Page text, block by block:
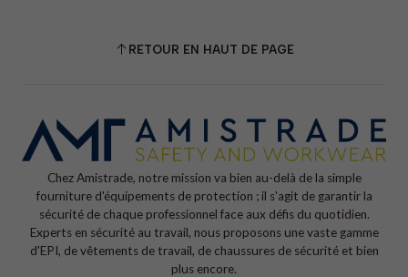
RETOUR EN HAUT DE PAGE
Chez Amistrade, notre mission va bien au-delà de la simple
fourniture d'équipements de protection ; il s'agit de garantir la
sécurité de chaque professionnel face aux défis du quotidien.
Experts en sécurité au travail, nous proposons une vaste gamme
d'EPI, de vêtements de travail, de chaussures de sécurité et bien
plus encore.